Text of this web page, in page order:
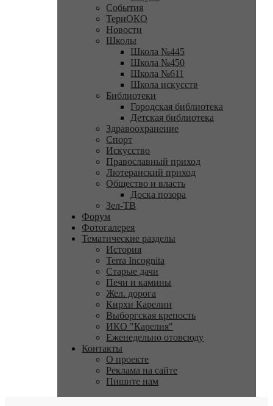
События
ТериОКО
Новости
Школы
Школа №445
Школа №450
Школа №611
Школа искусств
Библиотеки
Городская библиотека
Детская библиотека
Здравоохранение
Спорт
Искусство
Православный приход
Лютеранский приход
Общество и власть
Доска позора
Зел-ТВ
Форум
Фотогалерея
Тематические разделы
История
Terra Incognita
Старые дачи
Печи и камины
Жел. дорога
Кирхи Карелии
Выборгская крепость
ИКО "Карелия"
Еженедельно отовсюду
Контакты
О проекте
Реклама на сайте
Пишите нам